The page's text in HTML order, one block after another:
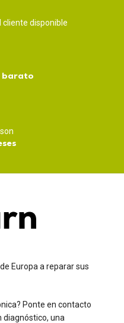
cliente disponible
barato
Europa a reparar sus
Ponte en contacto
una